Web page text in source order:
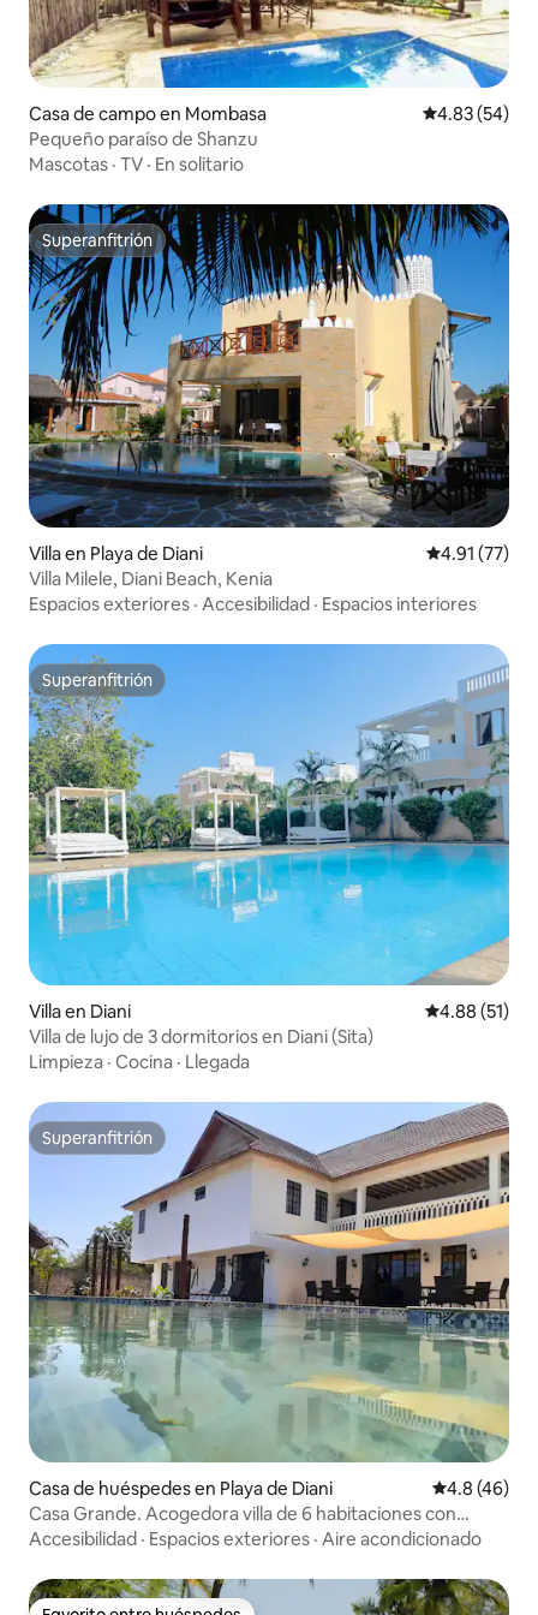
Casa de campo en Mombasa Calificación
4.83 (54)
Pequeño paraíso de Shanzu
Mascotas · TV · En solitario
Superanfitrión
Superanfitrión
Villa en Playa de Diani Calificación
4.91 (77)
Villa Milele, Diani Beach, Kenia
Espacios exteriores · Accesibilidad · Espacios interiores
Superanfitrión
Superanfitrión
Villa en Diani Calificación
4.88 (51)
Villa de lujo de 3 dormitorios en Diani (Sita)
Limpieza · Cocina · Llegada
Superanfitrión
Superanfitrión
Casa de huéspedes en Playa de Diani Calificación
4.8 (46)
Casa Grande. Acogedora villa de 6 habitaciones con
camas grandes.
Accesibilidad · Espacios exteriores · Aire acondicionado